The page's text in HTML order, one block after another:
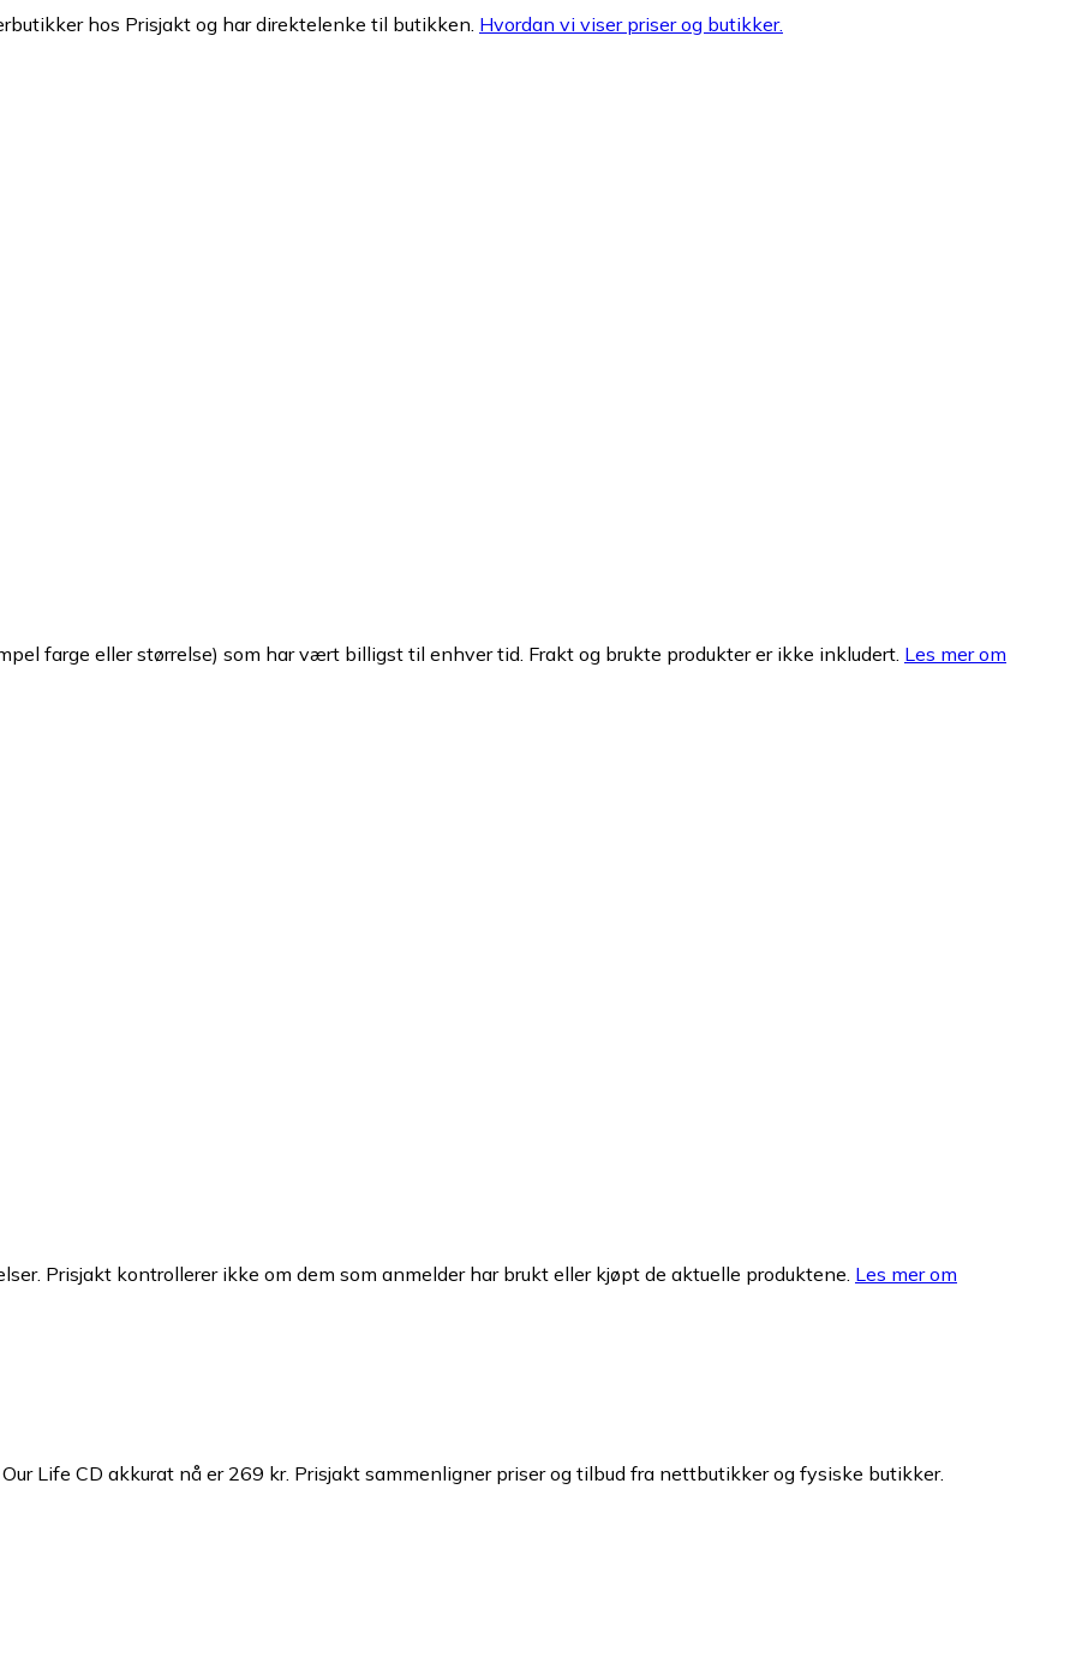
hos Prisjakt og har direktelenke til butikken. Hvordan vi viser priser og butikker.
farge eller størrelse) som har vært billigst til enhver tid. Frakt og brukte produkter er ikke inkludert. Les mer om
Prisjakt kontrollerer ikke om dem som anmelder har brukt eller kjøpt de aktuelle produktene. Les mer om
Life CD akkurat nå er 269 kr. Prisjakt sammenligner priser og tilbud fra nettbutikker og fysiske butikker.